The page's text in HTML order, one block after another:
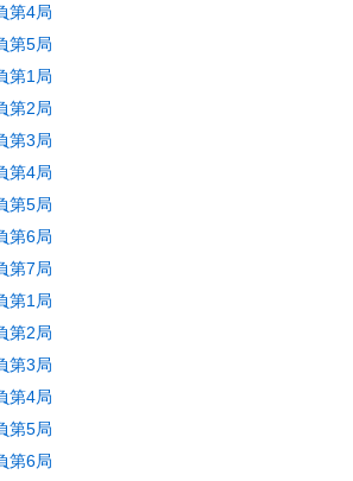
第4局
第5局
第1局
第2局
第3局
第4局
第5局
第6局
第7局
第1局
第2局
第3局
第4局
第5局
第6局